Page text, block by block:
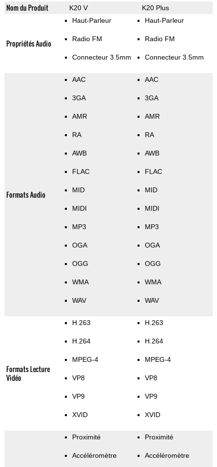
Nom du Produit K20 V K20 Plus
Propriétés Audio
Haut-Parleur
Radio FM
Connecteur 3.5mm
Haut-Parleur
Radio FM
Connecteur 3.5mm
Formats Audio
AAC
3GA
AMR
RA
AWB
FLAC
MID
MIDI
MP3
OGA
OGG
WMA
WAV
AAC
3GA
AMR
RA
AWB
FLAC
MID
MIDI
MP3
OGA
OGG
WMA
WAV
Formats Lecture
Vidéo
H.263
H.264
MPEG-4
VP8
VP9
XVID
H.263
H.264
MPEG-4
VP8
VP9
XVID
Proximité
Accéléromètre
Proximité
Accéléromètre